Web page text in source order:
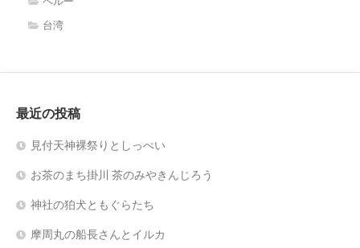
台湾
最近の投稿
見付天神裸祭りとしっぺい
お茶のまち掛川 茶のみやきんじろう
神社の狛犬ともぐらたち
摩周丸の船長さんとイルカ